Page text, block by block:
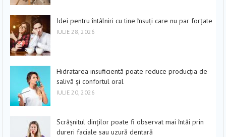
Idei pentru întâlniri cu tine însuți care nu par forțate
IULIE 28, 2026
Hidratarea insuficientă poate reduce producția de
salivă și confortul oral
IULIE 20, 2026
Scrâșnitul dinților poate fi observat mai întâi prin
dureri faciale sau uzură dentară